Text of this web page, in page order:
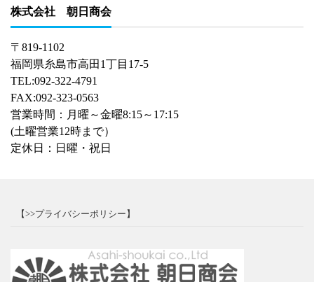
株式会社 朝日商会
〒819-1102
福岡県糸島市高田1丁目17-5
TEL:092-322-4791
FAX:092-323-0563
営業時間：月曜～金曜8:15～17:15
(土曜営業12時まで）
定休日：日曜・祝日
【>>プライバシーポリシー】